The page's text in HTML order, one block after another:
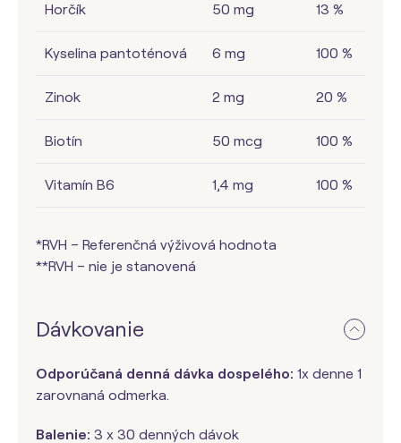
Horčík 50 mg 13 %
Kyselina pantoténová 6 mg 100 %
Zinok 2 mg 20 %
Biotín 50 mcg 100 %
Vitamín B6 1,4 mg 100 %
*RVH – Referenčná výživová hodnota
**RVH – nie je stanovená
Dávkovanie
Odporúčaná denná dávka dospelého: 1x denne 1
zarovnaná odmerka.
Balenie: 3 x 30 denných dávok